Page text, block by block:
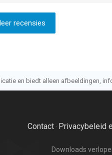
recensies
en biedt alleen afbeeldingen,
Contact· Privacybeleid
Downloads